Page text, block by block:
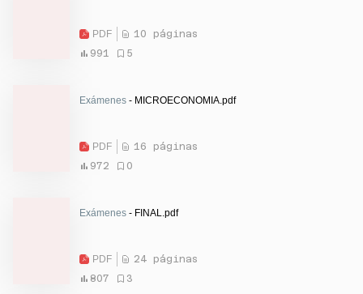
PDF
10 páginas
991
5
Exámenes - MICROECONOMIA.pdf
PDF
16 páginas
972
0
Exámenes - FINAL.pdf
PDF
24 páginas
807
3